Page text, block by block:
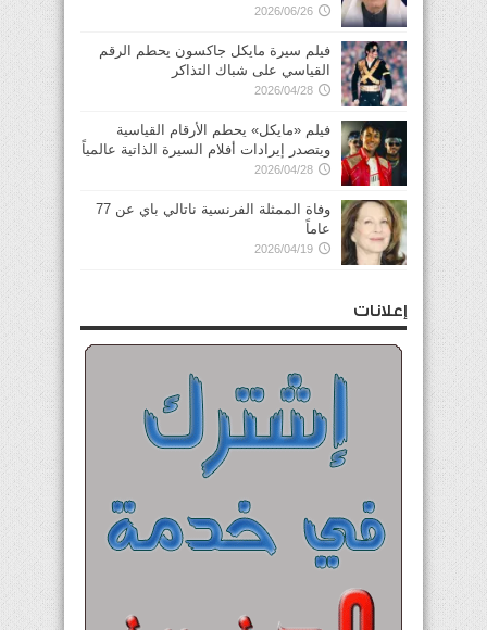
2026/06/26
فيلم سيرة مايكل جاكسون يحطم الرقم
القياسي على شباك التذاكر
2026/04/28
فيلم «مايكل» يحطم الأرقام القياسية
ويتصدر إيرادات أفلام السيرة الذاتية عالمياً
2026/04/28
وفاة الممثلة الفرنسية ناتالي باي عن 77
عاماً
2026/04/19
إعلانات